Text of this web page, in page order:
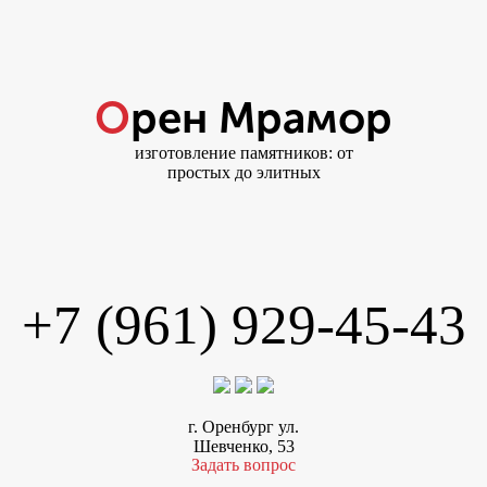
Орен Мрамор
изготовление памятников: от
простых до элитных
+7 (961) 929-45-43
г. Оренбург ул.
Шевченко, 53
Задать вопрос